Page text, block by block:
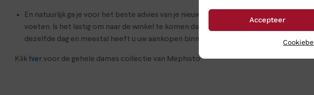
Accepteer
En natuurlijk ga je voor het beste advies van je nieuwe schoenen naar Klinkenberg
voeten. Is het lastig om naar de winkel te komen dan sturen we de schoenen toch
dezelfde dag en meestal heeft u uw aankopen binnen 24 uur binnen.
Klik hiervoor de gehele dames collectie van Mephisto